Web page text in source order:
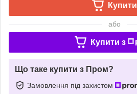
Купити
або
Купити з
Що таке купити з Пром?
Замовлення під захистом